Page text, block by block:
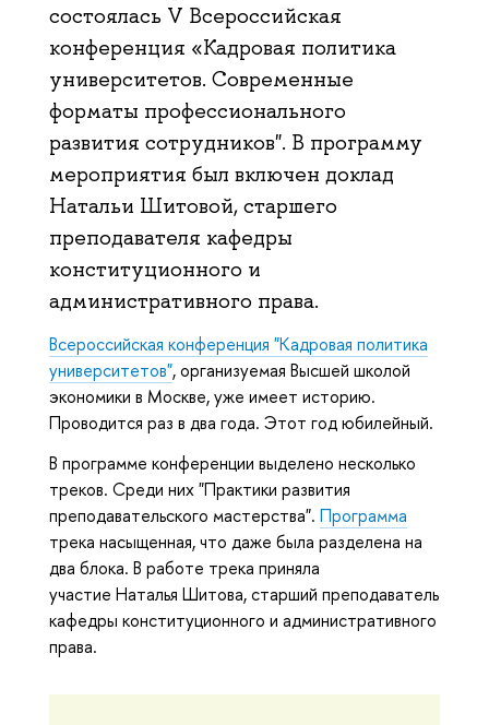
состоялась V Всероссийская
конференция «Кадровая политика
университетов. Современные
форматы профессионального
развития сотрудников". В программу
мероприятия был включен доклад
Натальи Шитовой, старшего
преподавателя кафедры
конституционного и
административного права.
Всероссийская конференция "Кадровая политика
университетов", организуемая Высшей школой
экономики в Москве, уже имеет историю.
Проводится раз в два года. Этот год юбилейный.
В программе конференции выделено несколько
треков. Среди них "Практики развития
преподавательского мастерства". Программа
трека насыщенная, что даже была разделена на
два блока. В работе трека приняла
участие Наталья Шитова, старший преподаватель
кафедры конституционного и административного
права.